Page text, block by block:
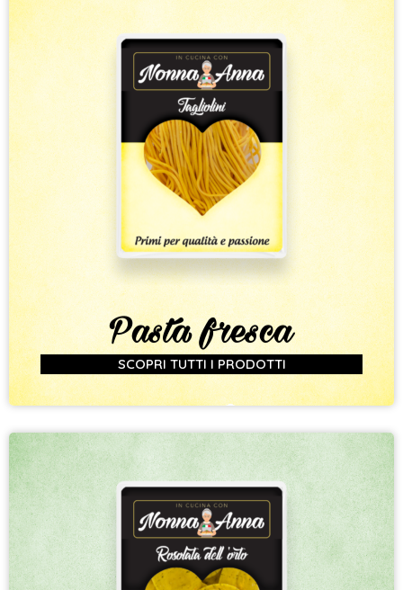
Pasta fresca
SCOPRI TUTTI I PRODOTTI